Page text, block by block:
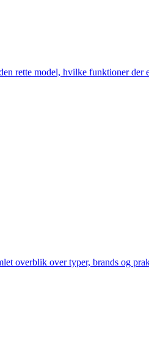
rette model, hvilke funktioner der
overblik over typer, brands og